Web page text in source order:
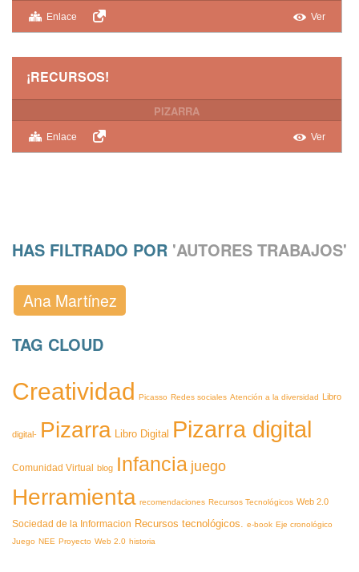
Enlace Ver
¡RECURSOS!
PIZARRA
Enlace Ver
HAS FILTRADO POR 'AUTORES TRABAJOS'
Ana Martínez
TAG CLOUD
Creatividad Picasso Redes sociales Atención a la diversidad Libro
digital- Pizarra Libro Digital Pizarra digital
Comunidad Virtual blog Infancia juego
Herramienta recomendaciones Recursos Tecnológicos Web 2.0
Sociedad de la Informacion Recursos tecnológicos. e-book Eje cronológico
Juego NEE Proyecto Web 2.0 historia